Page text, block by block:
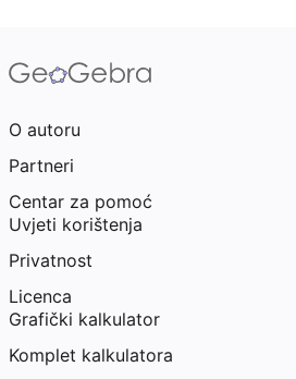
O autoru
Partneri
Centar za pomoć
Uvjeti korištenja
Privatnost
Licenca
Grafički kalkulator
Komplet kalkulatora